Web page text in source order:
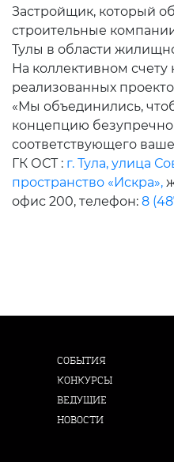
Застройщик, который
строительные
Тулы в области
На коллективном
реализованных
«Мы объединились,
концепцию
соответствующего
ГК ОСТ : г. Тула, улица
пространство «Искра»,
офис 200, телефон: 8
СОБЫТИЯ
КОНКУРСЫ
ВЕДУЩИЕ
НОВОСТИ